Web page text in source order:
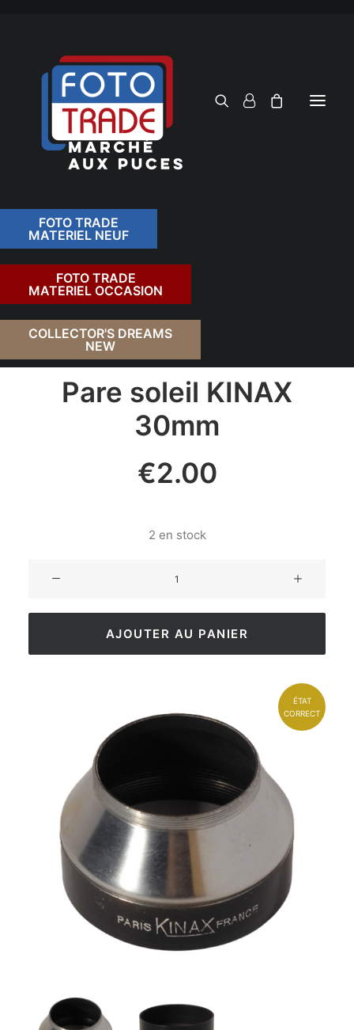
FOTO TRADE
MATERIEL NEUF
FOTO TRADE
MATERIEL OCCASION
COLLECTOR'S DREAMS
NEW
RETOUR
Pare soleil KINAX
30mm
€2.00
2 en stock
AJOUTER AU PANIER
ÉTAT
CORRECT